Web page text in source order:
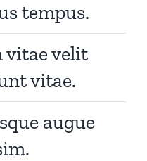
tempus.
vitae velit
vitae.
augue